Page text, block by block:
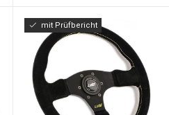
mit Prüfbericht